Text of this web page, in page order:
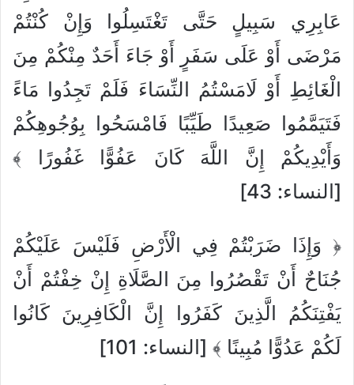
عَابِرِي سَبِيلٍ حَتَّى تَغْتَسِلُوا وَإِنْ كُنْتُمْ
مَرْضَى أَوْ عَلَى سَفَرٍ أَوْ جَاءَ أَحَدٌ مِنْكُمْ مِنَ
الْغَائِطِ أَوْ لَامَسْتُمُ النِّسَاءَ فَلَمْ تَجِدُوا مَاءً
فَتَيَمَّمُوا صَعِيدًا طَيِّبًا فَامْسَحُوا بِوُجُوهِكُمْ
وَأَيْدِيكُمْ إِنَّ اللَّهَ كَانَ عَفُوًّا غَفُورًا ﴾
[النساء: 43]
﴿ وَإِذَا ضَرَبْتُمْ فِي الْأَرْضِ فَلَيْسَ عَلَيْكُمْ
جُنَاحٌ أَنْ تَقْصُرُوا مِنَ الصَّلَاةِ إِنْ خِفْتُمْ أَنْ
يَفْتِنَكُمُ الَّذِينَ كَفَرُوا إِنَّ الْكَافِرِينَ كَانُوا
لَكُمْ عَدُوًّا مُبِينًا ﴾ [النساء: 101]